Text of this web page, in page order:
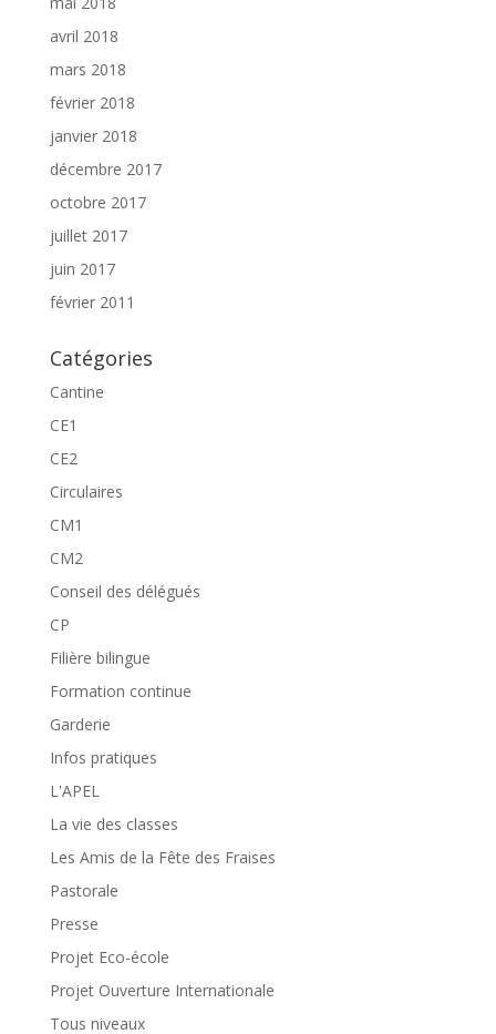
avril 2018
mars 2018
février 2018
janvier 2018
décembre 2017
octobre 2017
juillet 2017
juin 2017
février 2011
Catégories
Cantine
CE1
CE2
Circulaires
CM1
CM2
Conseil des délégués
CP
Filière bilingue
Formation continue
Garderie
Infos pratiques
L'APEL
La vie des classes
Les Amis de la Fête des Fraises
Pastorale
Presse
Projet Eco-école
Projet Ouverture Internationale
Tous niveaux